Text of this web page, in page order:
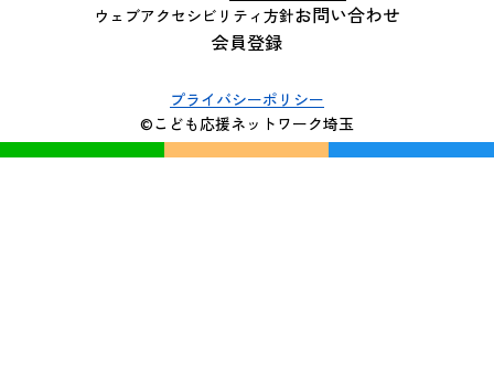
会員登録
お問い合わせ
ウェブアクセシビリティ方針
プライバシーポリシー
©こども応援ネットワーク埼玉